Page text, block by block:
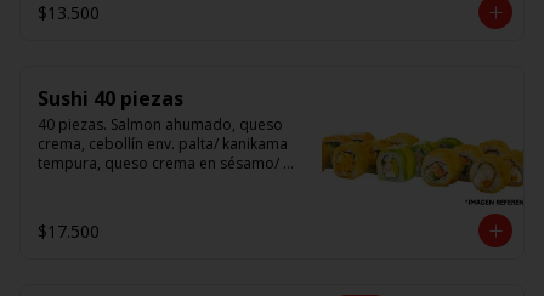
$13.500
Sushi 40 piezas
40 piezas. Salmon ahumado, queso
crema, cebollín env. palta/ kanikama
tempura, queso crema en sésamo/
$17.500